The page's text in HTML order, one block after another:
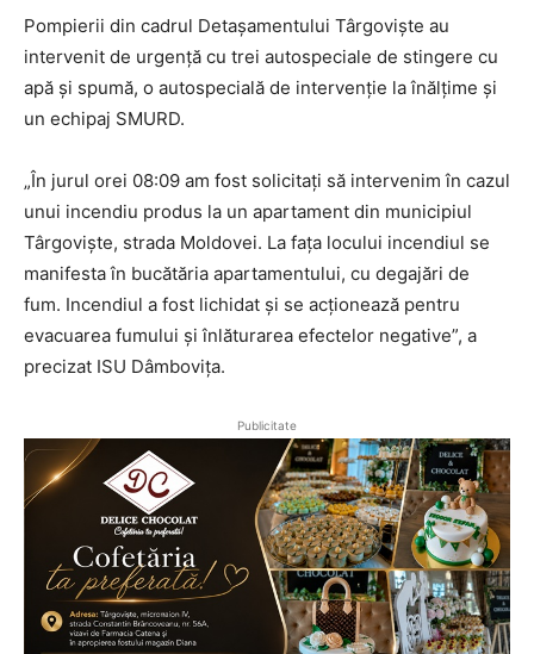
Pompierii din cadrul Detașamentului Târgoviște au
intervenit de urgență cu trei autospeciale de stingere cu
apă și spumă, o autospecială de intervenție la înălțime și
un echipaj SMURD.
„În jurul orei 08:09 am fost solicitați să intervenim în cazul
unui incendiu produs la un apartament din municipiul
Târgoviște, strada Moldovei. La fața locului incendiul se
manifesta în bucătăria apartamentului, cu degajări de
fum. Incendiul a fost lichidat și se acționează pentru
evacuarea fumului și înlăturarea efectelor negative”, a
precizat ISU Dâmbovița.
Publicitate